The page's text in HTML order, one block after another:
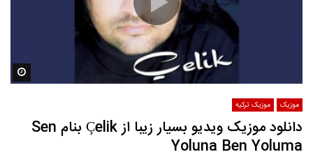
موزیک موزیک ترکیه
دانلود موزیک ویدیو بسیار زیبا از Çelik بنام Sen
Yoluna Ben Yoluma